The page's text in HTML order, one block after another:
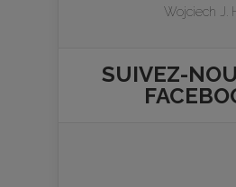
Wojciech J.
SUIVEZ-